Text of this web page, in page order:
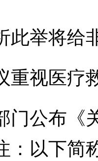
举将给
视医疗
公布《
：以下简